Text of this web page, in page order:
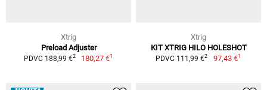
Xtrig
Preload Adjuster
PDVC 188,99 €2 180,27 €1
Xtrig
KIT XTRIG HILO HOLESHOT
PDVC 111,99 €2 97,43 €1